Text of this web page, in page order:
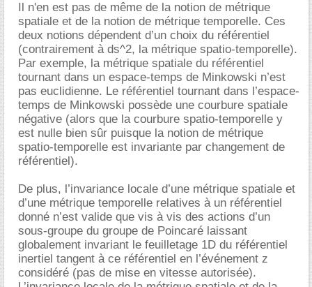
Il n'en est pas de même de la notion de métrique
spatiale et de la notion de métrique temporelle. Ces
deux notions dépendent d’un choix du référentiel
(contrairement à ds^2, la métrique spatio-temporelle).
Par exemple, la métrique spatiale du référentiel
tournant dans un espace-temps de Minkowski n’est
pas euclidienne. Le référentiel tournant dans l’espace-
temps de Minkowski possède une courbure spatiale
négative (alors que la courbure spatio-temporelle y
est nulle bien sûr puisque la notion de métrique
spatio-temporelle est invariante par changement de
référentiel).
De plus, l’invariance locale d’une métrique spatiale et
d’une métrique temporelle relatives à un référentiel
donné n’est valide que vis à vis des actions d’un
sous-groupe du groupe de Poincaré laissant
globalement invariant le feuilletage 1D du référentiel
inertiel tangent à ce référentiel en l’événement z
considéré (pas de mise en vitesse autorisée).